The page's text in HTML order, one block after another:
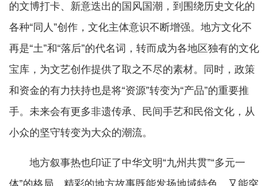
的文博打卡、新意迭出的国风国潮，到围绕历史文化的
各种“同人”创作，文化主体意识不断增强。地方文化不
再是“土”和“落后”的代名词，转而成为各地区独有的文化
宝库，为文艺创作提供了取之不尽的素材。同时，政策
和资金的有力扶持也是将“资源”转变为“产品”的重要推
手。未来会有更多非遗传承、民间手艺和民俗文化，从
小众的坚守转变为大众的潮流。
地方叙事热也印证了中华文明“九州共贯”“多元一